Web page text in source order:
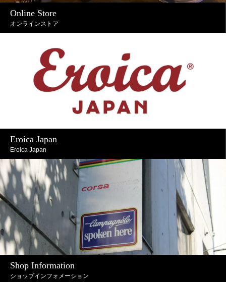
Online Store
オンラインストア
Eroica Japan
Eroica Japan
Shop Information
ショップインフォメーション